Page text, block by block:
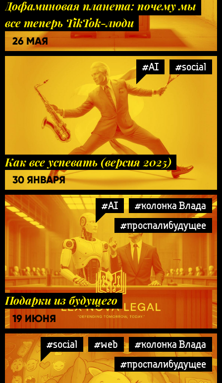
Дофаминовая планета: почему мы
все теперь TikTok-люди
26 МАЯ
#AI #social
Как все успевать (версия 2025)
30 ЯНВАРЯ
#AI
#колонка Влада
#проспалибудущее
Подарки из будущего
19 ИЮНЯ
#social #web
#колонка Влада
#проспалибудущее